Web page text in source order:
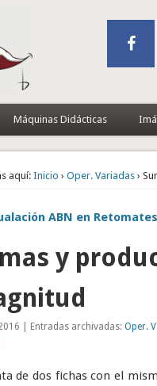
Máquinas Didácticas
aquí: Inicio ›Oper. Variadas ›
ABN en Retomates
y
| Entradas archivadas:Oper.
de dos fichas con el